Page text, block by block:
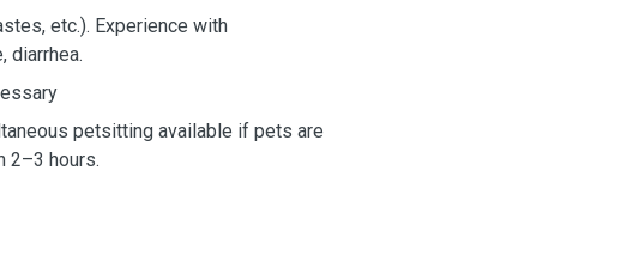
etc.). Experience with
diarrhea.
petsitting available if pets are
2–3 hours.